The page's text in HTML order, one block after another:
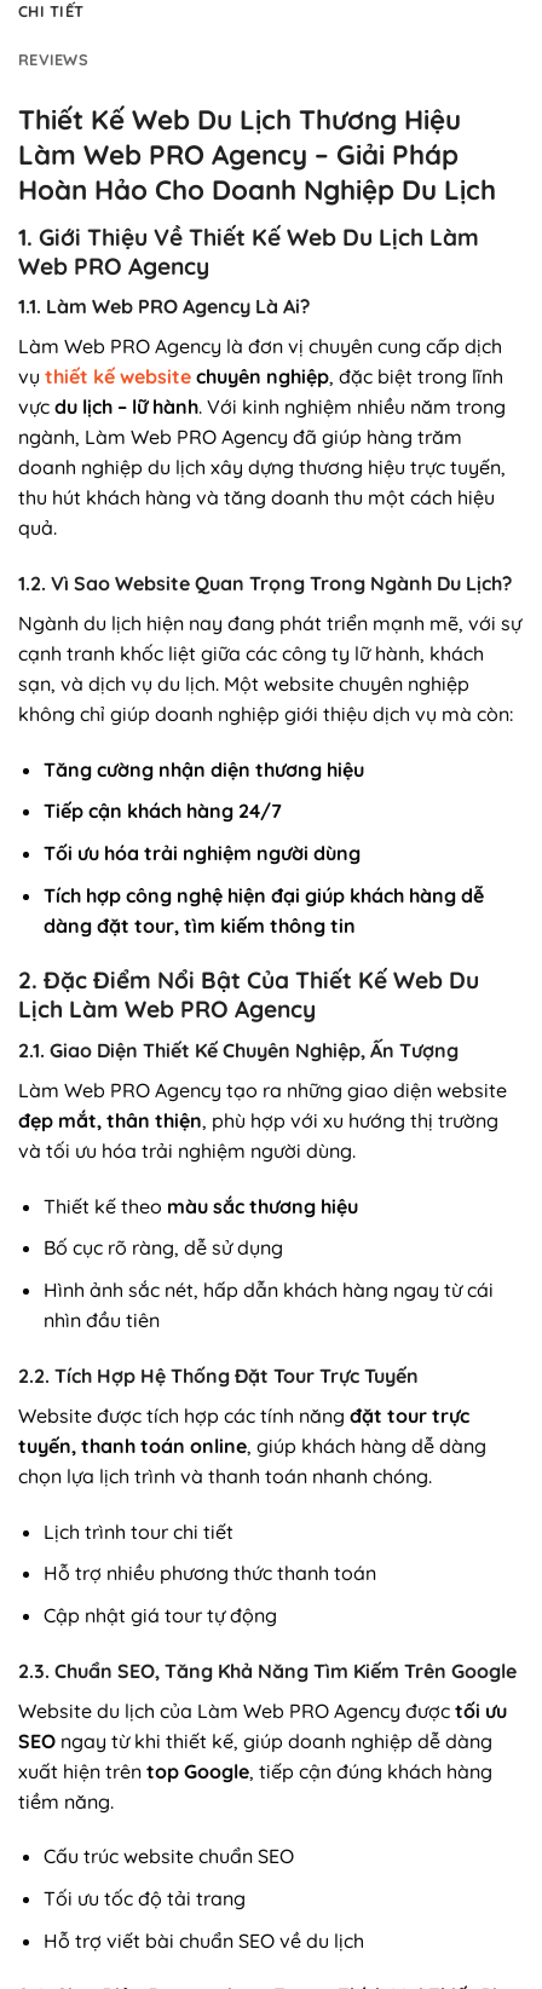
CHI TIẾT
REVIEWS
Thiết Kế Web Du Lịch Thương Hiệu
Làm Web PRO Agency – Giải Pháp
Hoàn Hảo Cho Doanh Nghiệp Du Lịch
1. Giới Thiệu Về Thiết Kế Web Du Lịch Làm
Web PRO Agency
1.1. Làm Web PRO Agency Là Ai?
Làm Web PRO Agency là đơn vị chuyên cung cấp dịch
vụ thiết kế website chuyên nghiệp, đặc biệt trong lĩnh
vực du lịch – lữ hành. Với kinh nghiệm nhiều năm trong
ngành, Làm Web PRO Agency đã giúp hàng trăm
doanh nghiệp du lịch xây dựng thương hiệu trực tuyến,
thu hút khách hàng và tăng doanh thu một cách hiệu
quả.
1.2. Vì Sao Website Quan Trọng Trong Ngành Du Lịch?
Ngành du lịch hiện nay đang phát triển mạnh mẽ, với sự
cạnh tranh khốc liệt giữa các công ty lữ hành, khách
sạn, và dịch vụ du lịch. Một website chuyên nghiệp
không chỉ giúp doanh nghiệp giới thiệu dịch vụ mà còn:
Tăng cường nhận diện thương hiệu
Tiếp cận khách hàng 24/7
Tối ưu hóa trải nghiệm người dùng
Tích hợp công nghệ hiện đại giúp khách hàng dễ
dàng đặt tour, tìm kiếm thông tin
2. Đặc Điểm Nổi Bật Của Thiết Kế Web Du
Lịch Làm Web PRO Agency
2.1. Giao Diện Thiết Kế Chuyên Nghiệp, Ấn Tượng
Làm Web PRO Agency tạo ra những giao diện website
đẹp mắt, thân thiện, phù hợp với xu hướng thị trường
và tối ưu hóa trải nghiệm người dùng.
Thiết kế theo màu sắc thương hiệu
Bố cục rõ ràng, dễ sử dụng
Hình ảnh sắc nét, hấp dẫn khách hàng ngay từ cái
nhìn đầu tiên
2.2. Tích Hợp Hệ Thống Đặt Tour Trực Tuyến
Website được tích hợp các tính năng đặt tour trực
tuyến, thanh toán online, giúp khách hàng dễ dàng
chọn lựa lịch trình và thanh toán nhanh chóng.
Lịch trình tour chi tiết
Hỗ trợ nhiều phương thức thanh toán
Cập nhật giá tour tự động
2.3. Chuẩn SEO, Tăng Khả Năng Tìm Kiếm Trên Google
Website du lịch của Làm Web PRO Agency được tối ưu
SEO ngay từ khi thiết kế, giúp doanh nghiệp dễ dàng
xuất hiện trên top Google, tiếp cận đúng khách hàng
tiềm năng.
Cấu trúc website chuẩn SEO
Tối ưu tốc độ tải trang
Hỗ trợ viết bài chuẩn SEO về du lịch